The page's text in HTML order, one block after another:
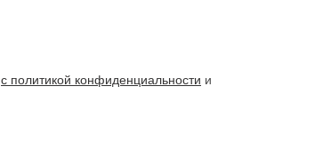
с политикой конфиденциальности и